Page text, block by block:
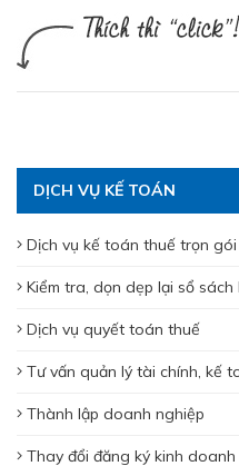
DỊCH VỤ KẾ TOÁN
Dịch vụ kế toán thuế trọn gói
Kiểm tra, dọn dẹp lại sổ
Dịch vụ quyết toán thuế
Tư vấn quản lý tài chính, kế
Thành lập doanh nghiệp
Thay đổi đăng ký kinh doanh